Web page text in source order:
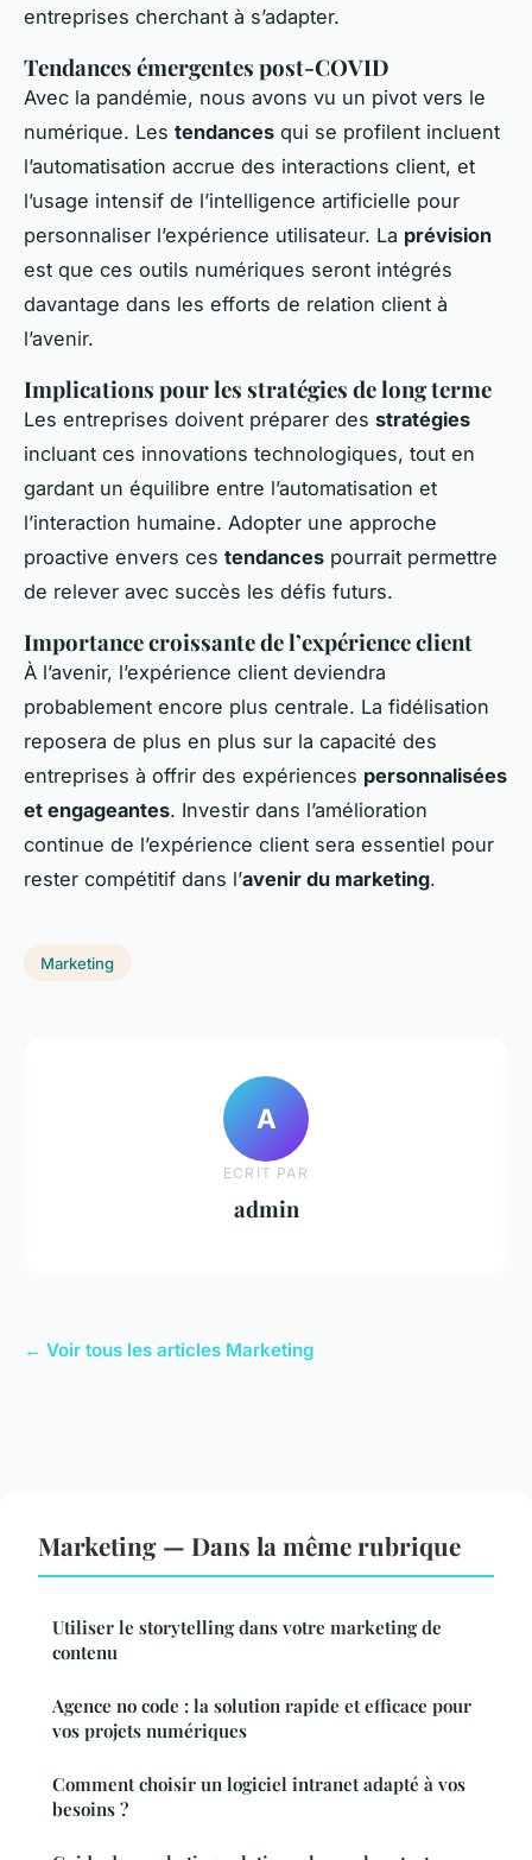
entreprises cherchant à s’adapter.
Tendances émergentes post-COVID
Avec la pandémie, nous avons vu un pivot vers le
numérique. Les tendances qui se profilent incluent
l’automatisation accrue des interactions client, et
l’usage intensif de l’intelligence artificielle pour
personnaliser l’expérience utilisateur. La prévision
est que ces outils numériques seront intégrés
davantage dans les efforts de relation client à
l’avenir.
Implications pour les stratégies de long terme
Les entreprises doivent préparer des stratégies
incluant ces innovations technologiques, tout en
gardant un équilibre entre l’automatisation et
l’interaction humaine. Adopter une approche
proactive envers ces tendances pourrait permettre
de relever avec succès les défis futurs.
Importance croissante de l’expérience client
À l’avenir, l’expérience client deviendra
probablement encore plus centrale. La fidélisation
reposera de plus en plus sur la capacité des
entreprises à offrir des expériences personnalisées
et engageantes. Investir dans l’amélioration
continue de l’expérience client sera essentiel pour
rester compétitif dans l’avenir du marketing.
Marketing
A
ECRIT PAR
admin
← Voir tous les articles Marketing
Marketing — Dans la même rubrique
Utiliser le storytelling dans votre marketing de
contenu
Agence no code : la solution rapide et efficace pour
vos projets numériques
Comment choisir un logiciel intranet adapté à vos
besoins ?